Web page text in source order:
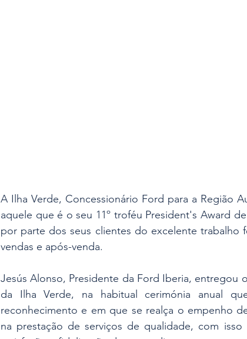
A Ilha Verde, Concessionário Ford para a Região
aquele que é o seu 11º troféu President's Award
por parte dos seus clientes do excelente trabalho
vendas e após-venda.
Jesús Alonso, Presidente da Ford Iberia, entregou
da Ilha Verde, na habitual cerimónia anual
reconhecimento e em que se realça o empenho
na prestação de serviços de qualidade, com